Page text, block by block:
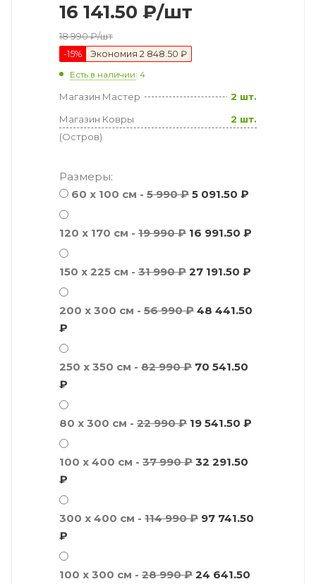
16 141.50 ₽/шт
18 990₽/шт
-15% Экономия 2 848.50 ₽
Есть в наличии: 4
Магазин Мастер
2 шт.
Магазин Ковры
(Остров)
2 шт.
Размеры:
60 x 100 см - 5 990 ₽ 5 091.50 ₽
120 x 170 см - 19 990 ₽ 16 991.50 ₽
150 x 225 см - 31 990 ₽ 27 191.50 ₽
200 x 300 см - 56 990 ₽ 48 441.50
₽
250 x 350 см - 82 990 ₽ 70 541.50
₽
80 x 300 см - 22 990 ₽ 19 541.50 ₽
100 x 400 см - 37 990 ₽ 32 291.50
₽
300 x 400 см - 114 990 ₽ 97 741.50
₽
100 x 300 см - 28 990 ₽ 24 641.50